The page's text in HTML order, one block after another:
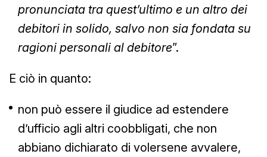
pronunciata tra quest’ultimo e un altro dei
debitori in solido, salvo non sia fondata su
ragioni personali al debitore”.
E ciò in quanto:
non può essere il giudice ad estendere
d’ufficio agli altri coobbligati, che non
abbiano dichiarato di volersene avvalere,